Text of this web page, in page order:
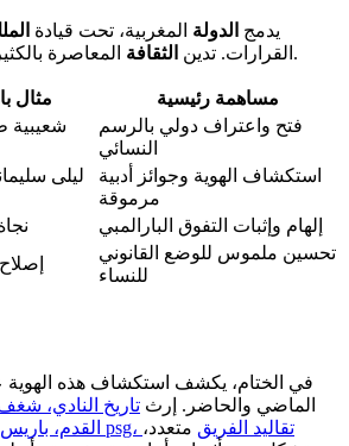
يدمج الدولة المغربية، تحت قيادة
القرارات. تدين الثقافة المعاصرة بالكثير لمساهمتهن الأساسية.
مثال
مساهمة رئيسية
شعيبية
فتح واعتراف دولي بالرسم
النسائي
ليلى
استكشاف الهوية وجوائز أدبية
مرموقة
إلهام وإثبات التفوق البارالمبي
تحسين ملموس للوضع القانوني
للنساء
في الختام، يكشف استكشاف هذه الهوية
الماضي والحاضر. إرث تاريخ النادي،
القدم، باريس سان جيرمان، مشجعو psg، تقاليد الفريق متعدد،